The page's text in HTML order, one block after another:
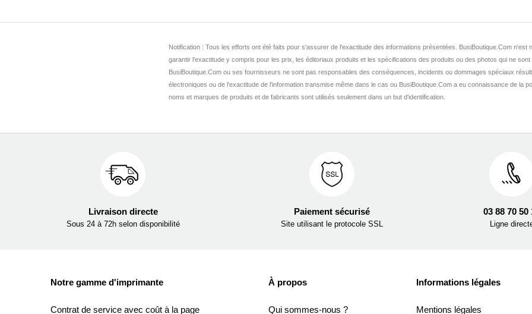
Notification : Tous les efforts ont été faits pour s'assurer de l'exactitude des informations présentées. BusiBoutique.Com n'est
garantir l'exactitude y compris pour les prix, les éditoriaux produits et les spécifications des produits ou des photos qui ne sont
BusiBoutique.Com ou ses fournisseurs ne sont pas responsables des conséquences, incidents ou dommages spéciaux
électroniques ou de l'exactitude de l'information transmise même dans le cas ou BusiBoutique.Com a eu connaissance de la
noms et marques de produits et de fabricants sont utilisés seulement dans un but d'identification.
Livraison directe
Sous 24 à 72h selon disponibilité
Paiement sécurisé
Site utilisant le protocole SSL
03 88 70 50
Ligne
Notre gamme d'imprimante
Contrat de service avec coût à la page
À propos
Qui sommes-nous ?
Informations légales
Mentions légales